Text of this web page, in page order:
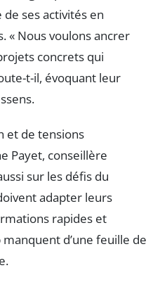
ses activités en
« Nous voulons ancrer
concrets qui
t-il, évoquant leur
et de tensions
Payet, conseillère
sur les défis du
adapter leurs
rapides et
d’une feuille de